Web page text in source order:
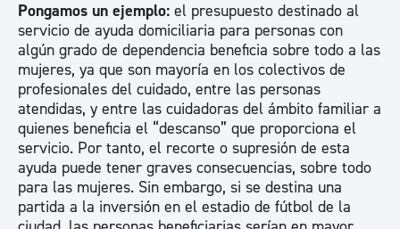
Pongamos un ejemplo: el presupuesto destinado al
servicio de ayuda domiciliaria para personas con
algún grado de dependencia beneficia sobre todo a las
mujeres, ya que son mayoría en los colectivos de
profesionales del cuidado, entre las personas
atendidas, y entre las cuidadoras del ámbito familiar a
quienes beneficia el “descanso” que proporciona el
servicio. Por tanto, el recorte o supresión de esta
ayuda puede tener graves consecuencias, sobre todo
para las mujeres. Sin embargo, si se destina una
partida a la inversión en el estadio de fútbol de la